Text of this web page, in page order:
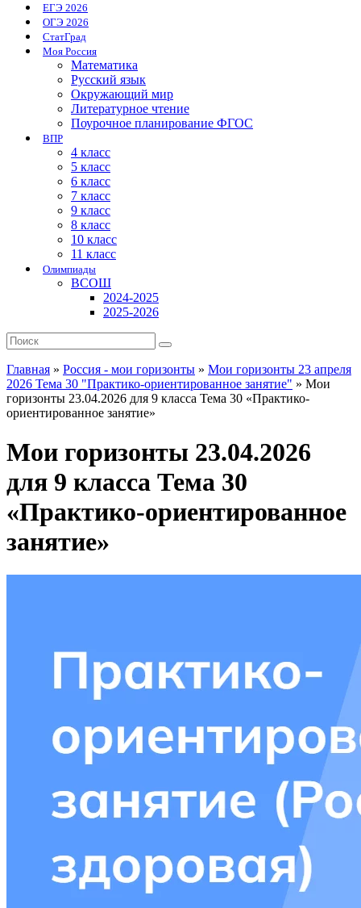
ЕГЭ 2026
ОГЭ 2026
СтатГрад
Моя Россия
Математика
Русский язык
Окружающий мир
Литературное чтение
Поурочное планирование ФГОС
ВПР
4 класс
5 класс
6 класс
7 класс
9 класс
8 класс
10 класс
11 класс
Олимпиады
ВСОШ
2024-2025
2025-2026
Главная » Россия - мои горизонты » Мои горизонты 23 апреля
2026 Тема 30 "Практико-ориентированное занятие" » Мои
горизонты 23.04.2026 для 9 класса Тема 30 «Практико-
ориентированное занятие»
Мои горизонты 23.04.2026
для 9 класса Тема 30
«Практико-ориентированное
занятие»